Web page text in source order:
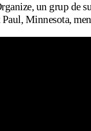
un grup de
Minnesota,